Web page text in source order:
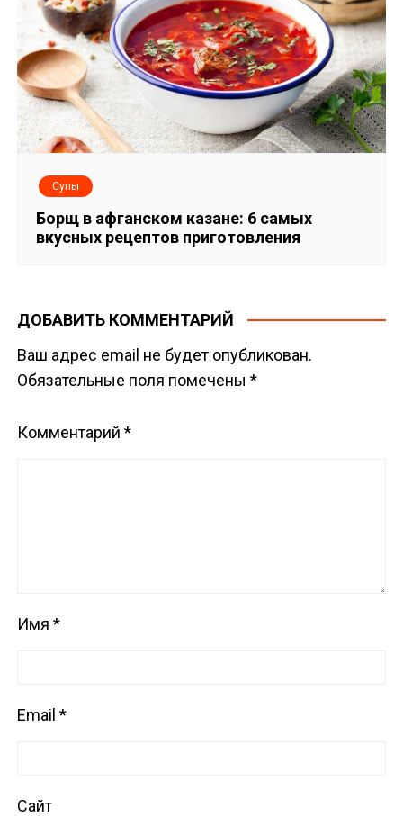
Супы
Борщ в афганском казане: 6 самых
вкусных рецептов приготовления
ДОБАВИТЬ КОММЕНТАРИЙ
Ваш адрес email не будет опубликован.
Обязательные поля помечены*
Комментарий*
Имя*
Email*
Сайт